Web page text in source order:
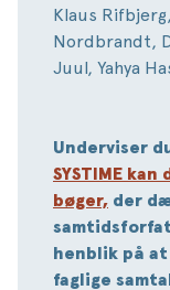
Klaus
Nordbrandt,
Juul, Yahya
Underviser
SYSTIME
bøger, der
henblik på
faglige